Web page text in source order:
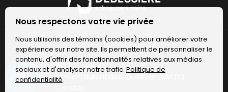
2107, route 335
St-Lin-Laurentides, Québec J5M 1Y3
Nous respectons votre vie privée
Nous utilisons des témoins (cookies) pour améliorer votre
expérience sur notre site. Ils permettent de personnaliser le
contenu, d'offrir des fonctionnalités relatives aux médias
sociaux et d'analyser notre trafic. Politique de
confidentialité